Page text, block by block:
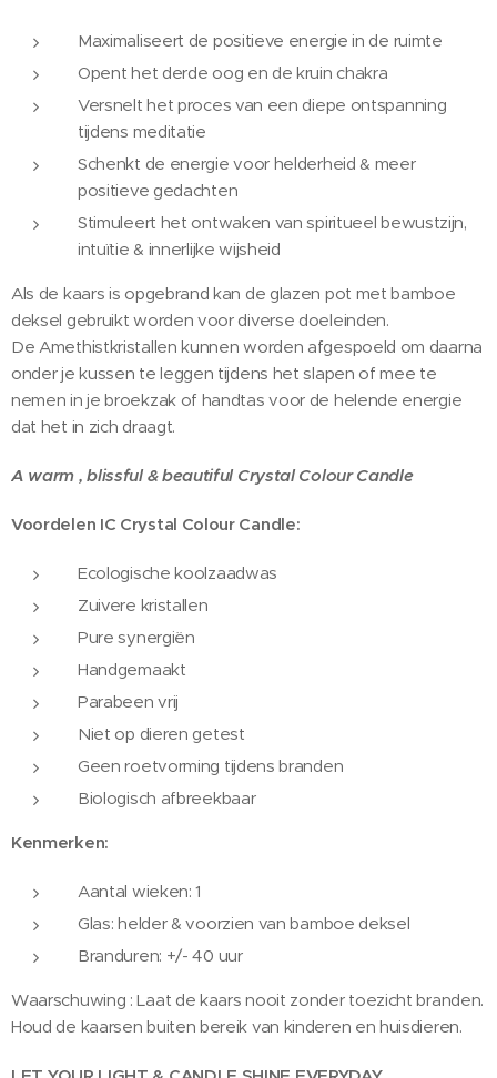
Maximaliseert de positieve energie in de ruimte
Opent het derde oog en de kruin chakra
Versnelt het proces van een diepe ontspanning
tijdens meditatie
Schenkt de energie voor helderheid & meer
positieve gedachten
Stimuleert het ontwaken van spiritueel bewustzijn,
intuïtie & innerlijke wijsheid
Als de kaars is opgebrand kan de glazen pot met bamboe
deksel gebruikt worden voor diverse doeleinden.
De Amethistkristallen kunnen worden afgespoeld om daarna
onder je kussen te leggen tijdens het slapen of mee te
nemen in je broekzak of handtas voor de helende energie
dat het in zich draagt.
A warm , blissful & beautiful Crystal Colour Candle
Voordelen IC Crystal Colour Candle:
Ecologische koolzaadwas
Zuivere kristallen
Pure synergiën
Handgemaakt
Parabeen vrij
Niet op dieren getest
Geen roetvorming tijdens branden
Biologisch afbreekbaar
Kenmerken:
Aantal wieken: 1
Glas: helder & voorzien van bamboe deksel
Branduren: +/- 40 uur
Waarschuwing : Laat de kaars nooit zonder toezicht branden.
Houd de kaarsen buiten bereik van kinderen en huisdieren.